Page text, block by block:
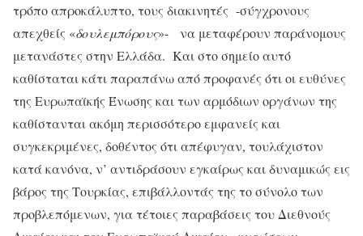
τρόπο απροκάλυπτο, τους διακινητές -σύγχρονους
απεχθείς «δουλεμπόρους»- να μεταφέρουν παράνομους
μετανάστες στην Ελλάδα. Και στο σημείο αυτό
καθίσταται κάτι παραπάνω από προφανές ότι οι ευθύνες
της Ευρωπαϊκής Ένωσης και των αρμόδιων οργάνων της
καθίστανται ακόμη περισσότερο εμφανείς και
συγκεκριμένες, δοθέντος ότι απέφυγαν, τουλάχιστον
κατά κανόνα, ν’ αντιδράσουν εγκαίρως και δυναμικώς εις
βάρος της Τουρκίας, επιβάλλοντάς της το σύνολο των
προβλεπόμενων, για τέτοιες παραβάσεις του Διεθνούς